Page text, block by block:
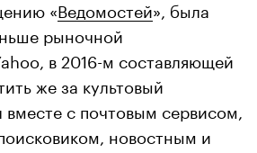
«Ведомостей», была
рыночной
в 2016-м составляющей
же за культовый
вместе с почтовым сервисом,
новостным и